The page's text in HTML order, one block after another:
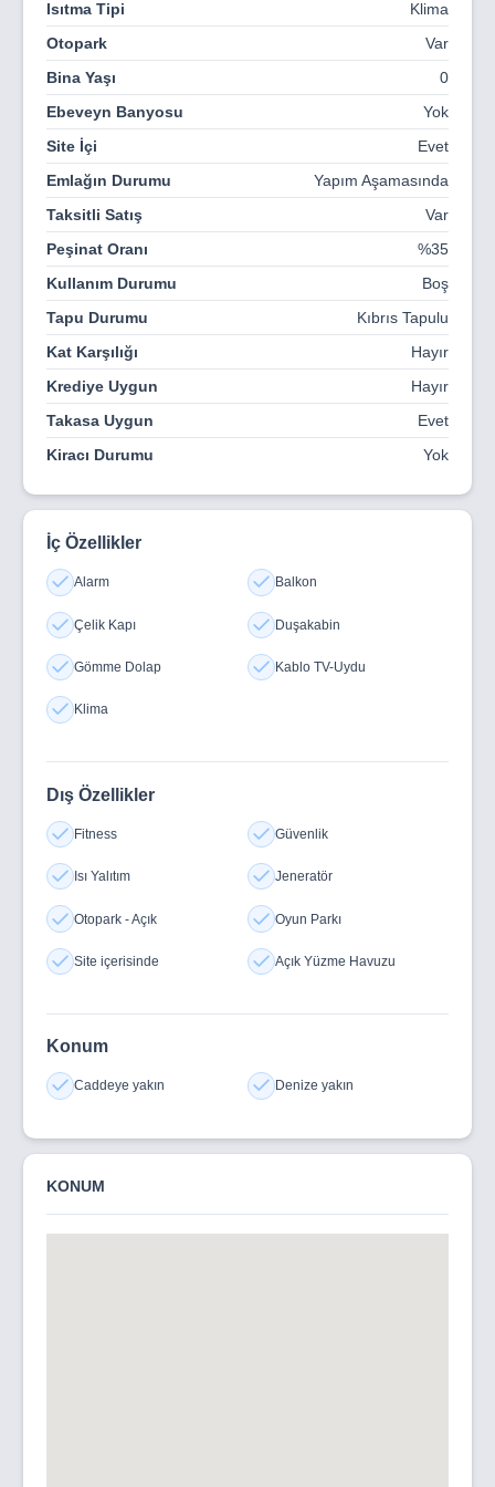
Isıtma Tipi
Klima
Otopark
Var
Bina Yaşı
0
Ebeveyn Banyosu
Yok
Site İçi
Evet
Emlağın Durumu
Yapım Aşamasında
Taksitli Satış
Var
Peşinat Oranı
%35
Kullanım Durumu
Boş
Tapu Durumu
Kıbrıs Tapulu
Kat Karşılığı
Hayır
Krediye Uygun
Hayır
Takasa Uygun
Evet
Kiracı Durumu
Yok
İç Özellikler
Alarm Balkon
Çelik Kapı Duşakabin
Gömme Dolap Kablo TV-Uydu
Klima
Dış Özellikler
Fitness Güvenlik
Isı Yalıtım Jeneratör
Otopark - Açık Oyun Parkı
Site içerisinde Açık Yüzme Havuzu
Konum
Caddeye yakın Denize yakın
KONUM